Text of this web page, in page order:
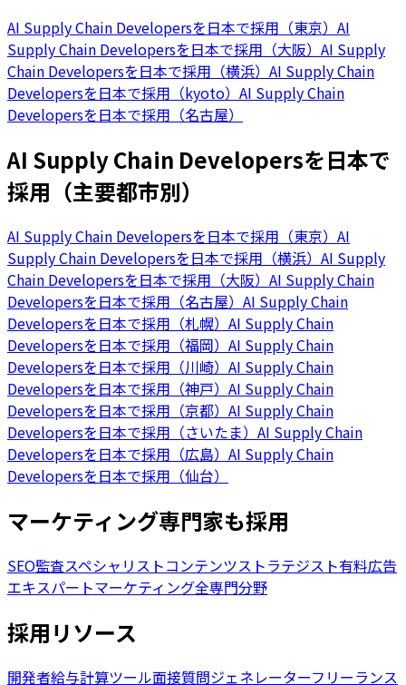
AI Supply Chain Developersを日本で採用（東京） AI
Supply Chain Developersを日本で採用（大阪） AI Supply
Chain Developersを日本で採用（横浜） AI Supply Chain
Developersを日本で採用（kyoto） AI Supply Chain
Developersを日本で採用（名古屋）
AI Supply Chain Developersを日本で
採用（主要都市別）
AI Supply Chain Developersを日本で採用（東京） AI
Supply Chain Developersを日本で採用（横浜） AI Supply
Chain Developersを日本で採用（大阪） AI Supply Chain
Developersを日本で採用（名古屋） AI Supply Chain
Developersを日本で採用（札幌） AI Supply Chain
Developersを日本で採用（福岡） AI Supply Chain
Developersを日本で採用（川崎） AI Supply Chain
Developersを日本で採用（神戸） AI Supply Chain
Developersを日本で採用（京都） AI Supply Chain
Developersを日本で採用（さいたま） AI Supply Chain
Developersを日本で採用（広島） AI Supply Chain
Developersを日本で採用（仙台）
マーケティング専門家も採用
SEO監査スペシャリストコンテンツストラテジスト有料広告
エキスパートマーケティング全専門分野
採用リソース
開発者給与計算ツール面接質問ジェネレーターフリーランス